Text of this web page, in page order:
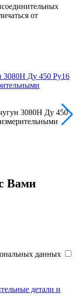
от
3080H Ду 450 Ру16
3080H Ду 450
Вами
данных
детали и